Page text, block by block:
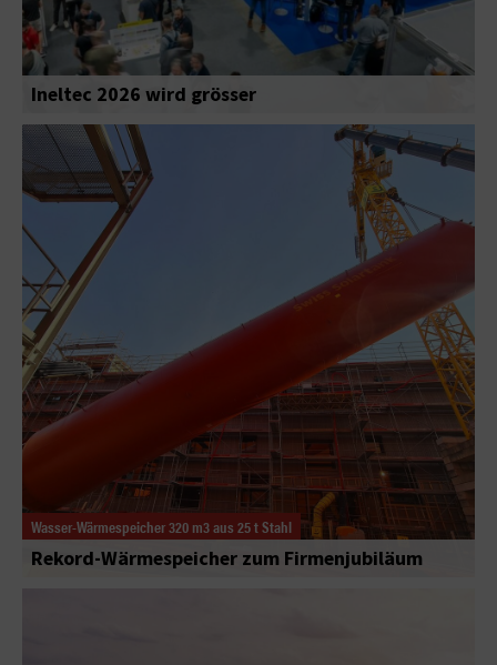
Ineltec 2026 wird grösser
Wasser-Wärmespeicher 320 m3 aus 25 t Stahl
Rekord-Wärmespeicher zum Firmenjubiläum